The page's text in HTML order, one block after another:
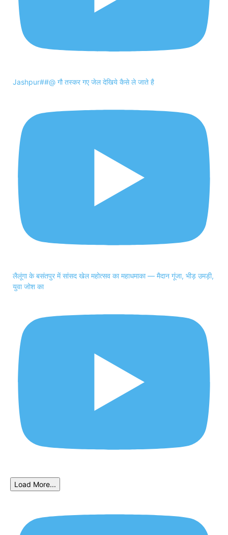
Jashpur##@ गौ तस्कर गए जेल देखिये कैसे ले जाते है
लैलूंगा के बसंतपुर में सांसद खेल महोत्सव का महाधमाका — मैदान गूंजा, भीड़ उमड़ी,
युवा जोश का
Load More...